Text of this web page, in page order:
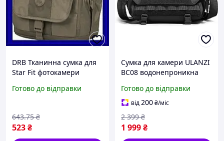
DRB Тканинна сумка для
Star Fit фотокамери
цифрової дзеркальної
DRB_Q7
Готово до відправки
523₴
643.75 ₴
Сумка для камери ULANZI
BC08 водонепроникна
дзеркальних/
дзеркальних/
бездзеркальних камер
Black
Готово до відправки
від200₴/міс
1 999₴
2 399 ₴